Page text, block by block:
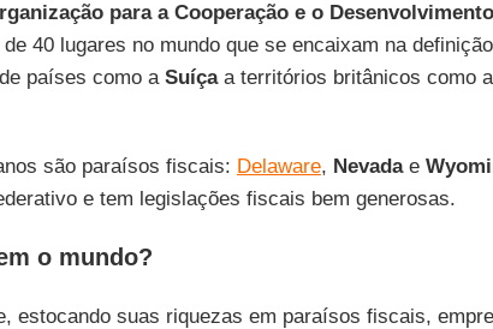
para a Cooperação e o Desenvolvimento
40 lugares no mundo que se encaixam na
países como a Suíçaa territórios britânicos como
são paraísos fiscais: Delaware, Nevadae
e tem legislações fiscais bem generosas.
o mundo?
estocando suas riquezas em paraísos fiscais,